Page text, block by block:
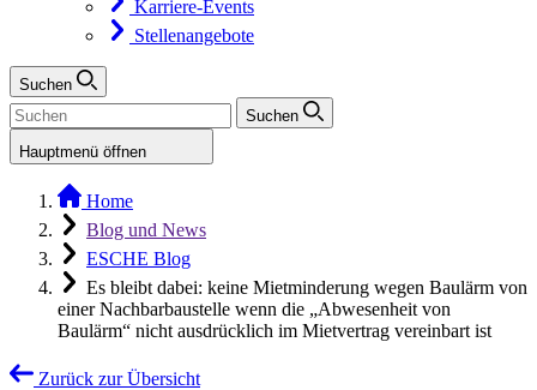
Karriere-Events
Stellenangebote
Suchen
Suchen
Hauptmenü öffnen
Home
Blog und News
ESCHE Blog
Es bleibt dabei: keine Mietminderung wegen Baulärm von
einer Nachbarbaustelle wenn die „Abwesenheit von
Baulärm“ nicht ausdrücklich im Mietvertrag vereinbart ist
Zurück zur Übersicht